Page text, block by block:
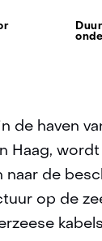
de haven
Haag,
naar de
op de